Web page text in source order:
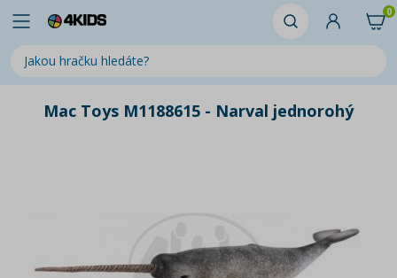
0
Mac Toys M1188615 - Narval jednorohý